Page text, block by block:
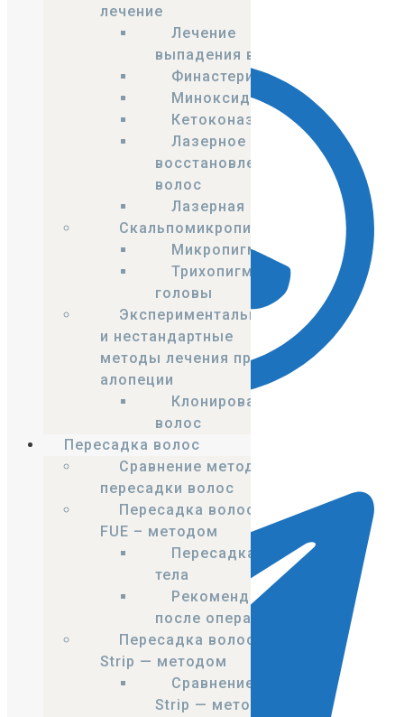
лечение
Лечение
выпадения волос
Финастерид
Миноксидил
Кетоконазол
Лазерное
восстановление
волос
Лазерная кепка
Cкальпомикропигментация
Микропигментация
Трихопигментация
головы
Экспериментальные
и нестандартные
методы лечения при
алопеции
Клонирование
волос
Пересадка волос
Сравнение методов
пересадки волос
Пересадка волос
FUE – методом
Пересадка волос с
тела
Рекомендации
после операции
Пересадка волос
Strip — методом
Сравнение FUE и
Strip — методов